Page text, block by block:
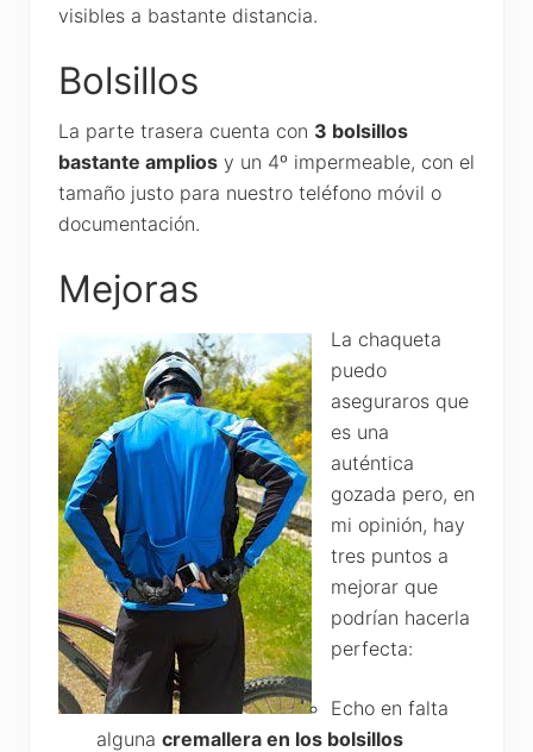
visibles a bastante distancia.
Bolsillos
La parte trasera cuenta con 3 bolsillos
bastante amplios y un 4º impermeable, con el
tamaño justo para nuestro teléfono móvil o
documentación.
Mejoras
La chaqueta
puedo
aseguraros que
es una
auténtica
gozada pero, en
mi opinión, hay
tres puntos a
mejorar que
podrían hacerla
perfecta:
Echo en falta
alguna cremallera en los bolsillos